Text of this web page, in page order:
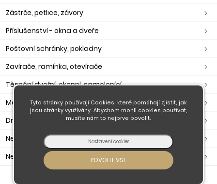
Zástrče, petlice, závory
Příslušenství - okna a dveře
Poštovní schránky, pokladny
Zavírače, ramínka, otevírače
Těsnění dveřní, okenní, samolepící
Madla
Držáky madla
Nerezové zábradlí
Nerezové komponenty
Tyto stránky používají Cookies, které pomáhají zjistit, jak
jsou stránky využívány. Abychom mohli cookies používat,
musíte nám to nejprve povolit.